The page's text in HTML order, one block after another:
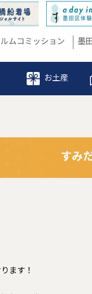
ルムコミッション 墨
お土産
すみ
ます！